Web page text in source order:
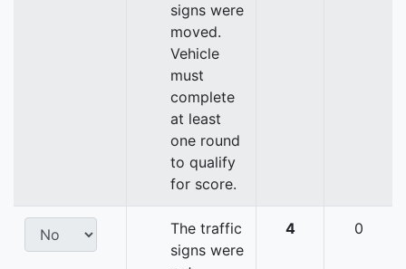
signs were
moved.
Vehicle
must
complete
at least
one round
to qualify
for score.
The traffic
signs were
4 0